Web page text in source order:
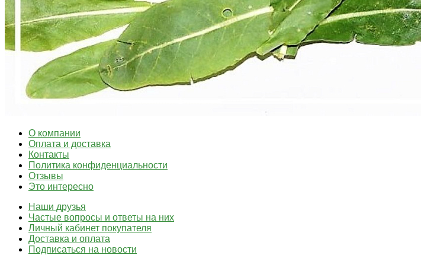
О компании
Оплата и доставка
Контакты
Политика конфиденциальности
Отзывы
Это интересно
Наши друзья
Частые вопросы и ответы на них
Личный кабинет покупателя
Доставка и оплата
Подписаться на новости